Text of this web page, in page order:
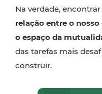
Na verdade, encontrar
relação entre o
o espaço da
das tarefas mais
construir.